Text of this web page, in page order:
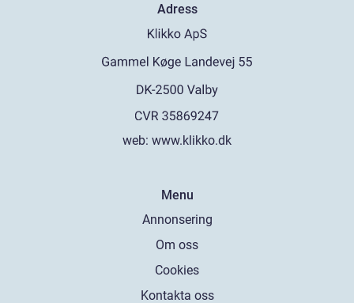
Adress
web: www.klikko.dk
Menu
Annonsering
Om oss
Cookies
Kontakta oss